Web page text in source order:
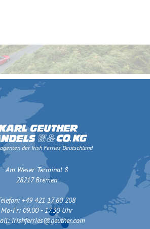
der Irish Ferries Deutschland
Am Weser-Terminal 8
28217 Bremen
+49 421 17 60 208
Mo-Fr: 09.00 - 17.30 Uhr
irishferries@geuther.com